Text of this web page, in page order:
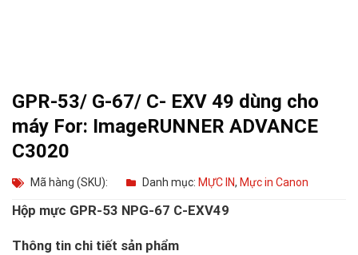
GPR-53/ G-67/ C- EXV 49 dùng cho
máy For: ImageRUNNER ADVANCE
C3020
Mã hàng (SKU): Danh mục: MỰC IN, Mực in Canon
Hộp mực GPR-53 NPG-67 C-EXV49
Thông tin chi tiết sản phẩm